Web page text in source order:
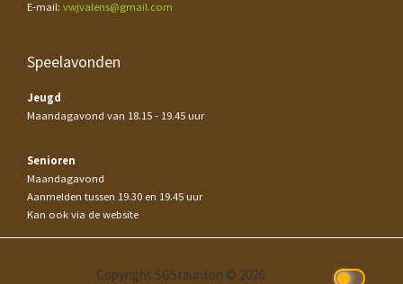
E-mail: vwjvalens@gmail.com
Speelavonden
Jeugd
Maandagavond van 18.15 - 19.45 uur
Senioren
Maandagavond
Aanmelden tussen 19.30 en 19.45 uur
Kan ook via de website
Copyright SGStaunton © 2026